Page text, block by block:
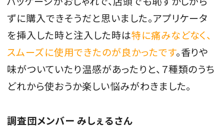
ずに購入できそうだと思いました。アプリケータ
を挿入した時と注入した時は特に痛みなどなく、
スムーズに使用できたのが良かったです。香りや
味がついていたり温感があったりと、７種類のうち
どれから使おうか楽しい悩みがわきました。
調査団メンバー みしぇるさん